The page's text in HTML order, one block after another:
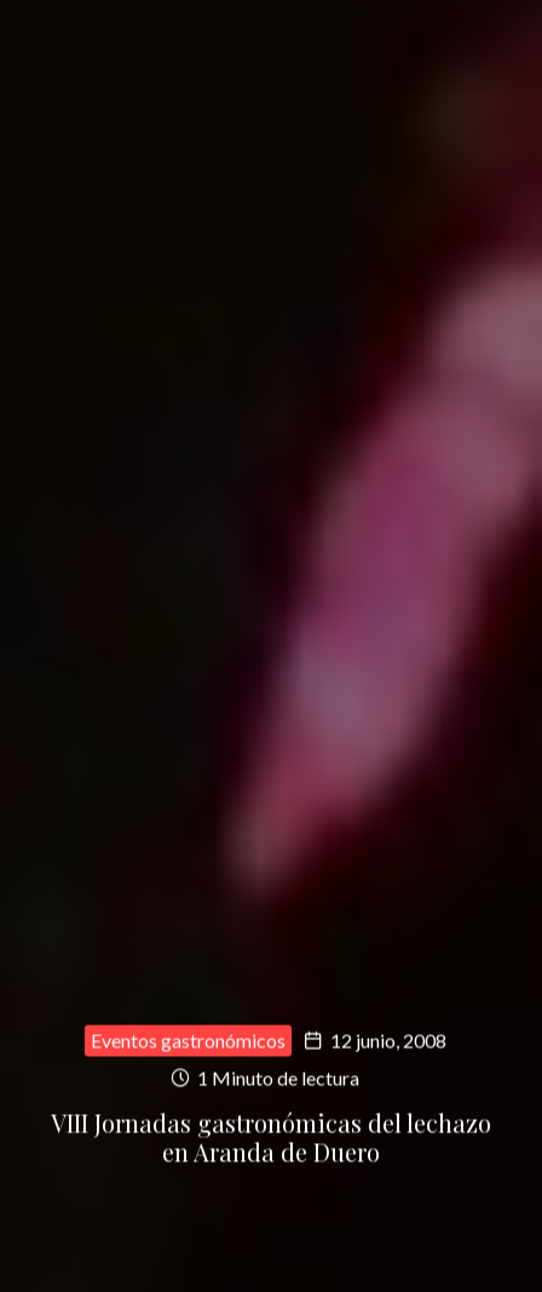
Eventos gastronómicos
12 junio, 2008
1 Minuto de lectura
VIII Jornadas gastronómicas del lechazo
en Aranda de Duero